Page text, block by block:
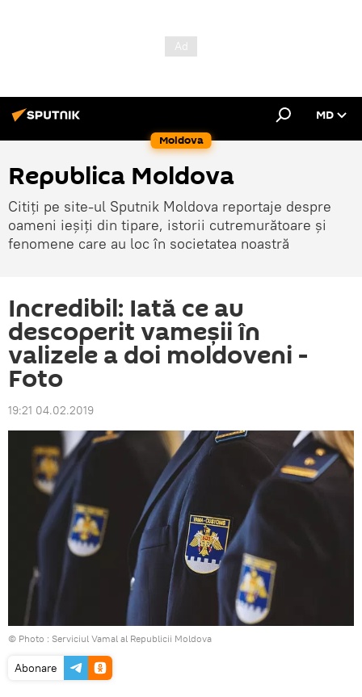
Moldova
MD
Republica Moldova
Citiți pe site-ul Sputnik Moldova reportaje despre
oameni ieșiți din tipare, istorii cutremurătoare și
fenomene care au loc în societatea noastră
Incredibil: Iată ce au
descoperit vameșii în
valizele a doi moldoveni -
Foto
19:21 04.02.2019
© Photo : Serviciul Vamal al Republicii Moldova
Abonare